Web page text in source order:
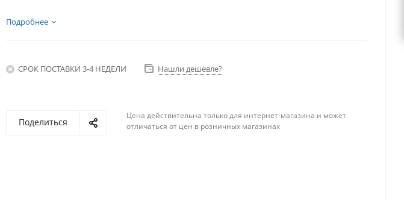
Подробнее
СРОК ПОСТАВКИ 3-4 НЕДЕЛИ Нашли дешевле?
Поделиться
Цена действительна только для интернет-магазина и может
отличаться от цен в розничных магазинах